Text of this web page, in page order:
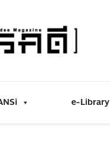
e-Library